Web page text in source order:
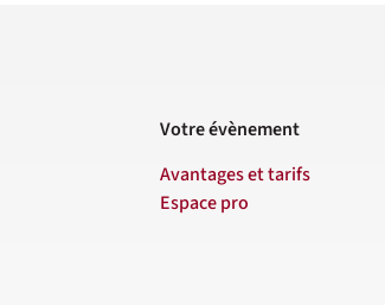
Votre évènement
Avantages et tarifs
Espace pro